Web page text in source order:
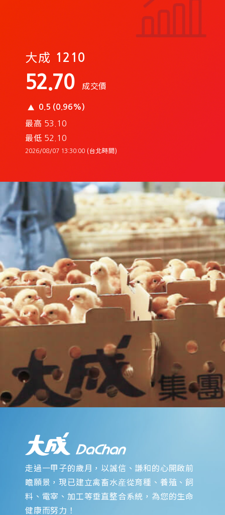
大成 1210
52.70 成交價
0.5 (0.96%)
最高 53.10
最低 52.10
2026/08/07 13:30:00 (台北時間)
走過一甲子的歲月，以誠信、謙和的心開啟前
瞻願景，現已建立禽畜水産從育種、養殖、飼
料、電宰、加工等垂直整合系統，為您的生命
健康而努力！